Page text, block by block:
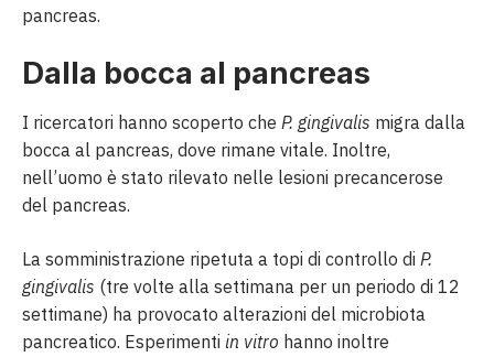
pancreas.
Dalla bocca al pancreas
I ricercatori hanno scoperto che P. gingivalis migra dalla
bocca al pancreas, dove rimane vitale. Inoltre,
nell’uomo è stato rilevato nelle lesioni precancerose
del pancreas.
La somministrazione ripetuta a topi di controllo di P.
gingivalis (tre volte alla settimana per un periodo di 12
settimane) ha provocato alterazioni del microbiota
pancreatico. Esperimenti in vitro hanno inoltre